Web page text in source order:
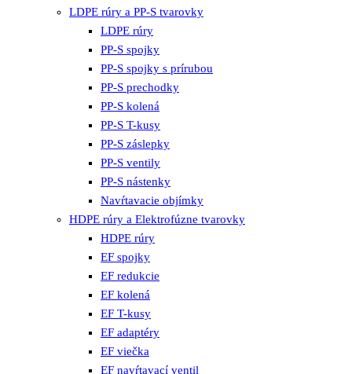
LDPE rúry a PP-S tvarovky
LDPE rúry
PP-S spojky
PP-S spojky s prírubou
PP-S prechodky
PP-S kolená
PP-S T-kusy
PP-S záslepky
PP-S ventily
PP-S nástenky
Navŕtavacie objímky
HDPE rúry a Elektrofúzne tvarovky
HDPE rúry
EF spojky
EF redukcie
EF kolená
EF T-kusy
EF adaptéry
EF viečka
EF navŕtavací ventil